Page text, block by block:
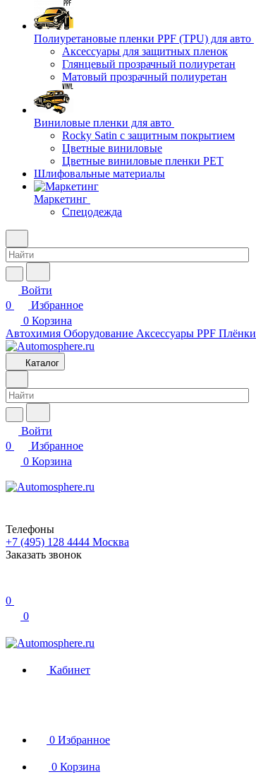
Полиуретановые пленки PPF (TPU) для авто
Аксессуары для защитных пленок
Глянцевый прозрачный полиуретан
Матовый прозрачный полиуретан
Виниловые пленки для авто
Rocky Satin с защитным покрытием
Цветные виниловые
Цветные виниловые пленки PET
Шлифовальные материалы
Маркетинг
Спецодежда
Войти
0
Избранное
0 Корзина
Автохимия Оборудование Аксессуары PPF Плёнки
Каталог
Войти
0
Избранное
0 Корзина
Телефоны
+7 (495) 128 4444 Москва
Заказать звонок
0
0
Кабинет
0 Избранное
0 Корзина